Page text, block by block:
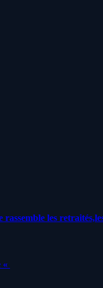
les
«